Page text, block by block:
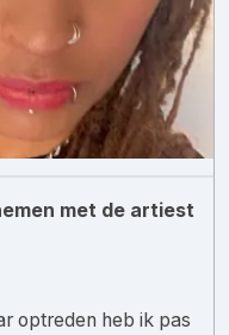
met de artiest
optreden heb ik pas